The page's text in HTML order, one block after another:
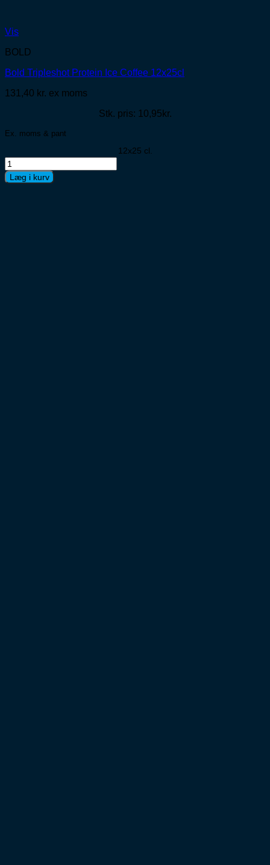
Vis
BOLD
Bold Tripleshot Protein Ice Coffee 12x25cl
131,40 kr. ex moms
Stk. pris: 10,95kr.
Ex. moms & pant
12x25 cl.
Bold
Tripleshot
Protein
Læg i kurv